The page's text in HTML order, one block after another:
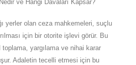
yerler olan ceza mahkemeleri, suçlu
için bir otorite işlevi görür. Bu
yargılama ve nihai karar
Adaletin tecelli etmesi için bu